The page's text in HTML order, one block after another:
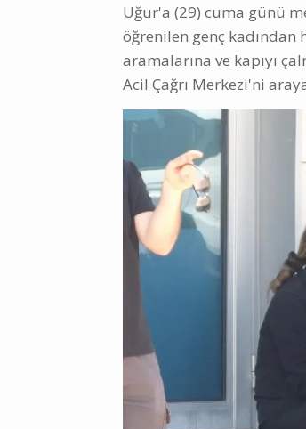
Uğur'a (29) cuma günü
öğrenilen genç kadından
aramalarına ve kapıyı
Acil Çağrı Merkezi'ni